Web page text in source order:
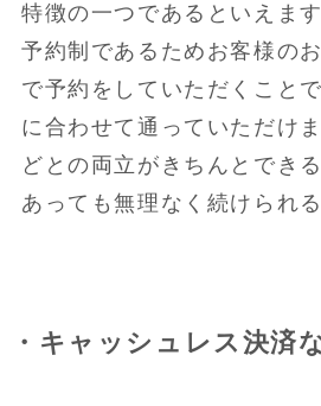
特徴の一つであるといえま
予約制であるためお客様の
で予約をしていただくこと
に合わせて通っていただけ
どとの両立がきちんとでき
あっても無理なく続けられ
・キャッシュレス決済